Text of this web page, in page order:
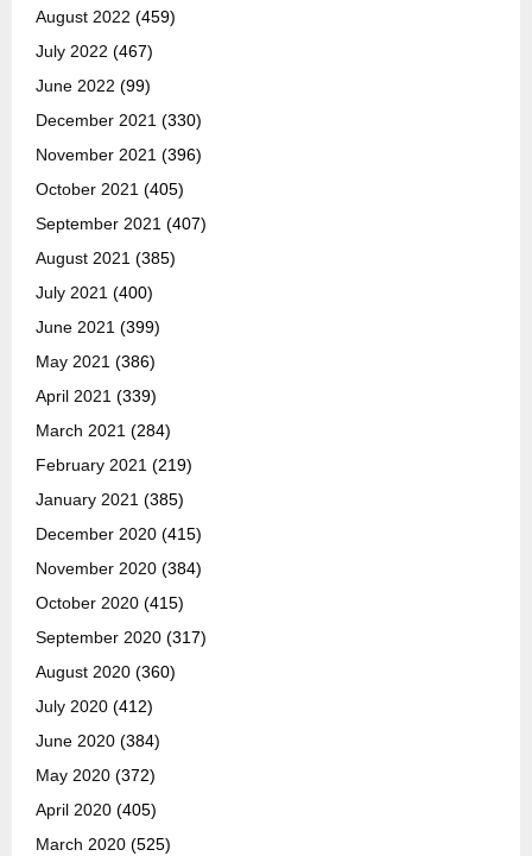
August 2022 (459)
July 2022 (467)
June 2022 (99)
December 2021 (330)
November 2021 (396)
October 2021 (405)
September 2021 (407)
August 2021 (385)
July 2021 (400)
June 2021 (399)
May 2021 (386)
April 2021 (339)
March 2021 (284)
February 2021 (219)
January 2021 (385)
December 2020 (415)
November 2020 (384)
October 2020 (415)
September 2020 (317)
August 2020 (360)
July 2020 (412)
June 2020 (384)
May 2020 (372)
April 2020 (405)
March 2020 (525)